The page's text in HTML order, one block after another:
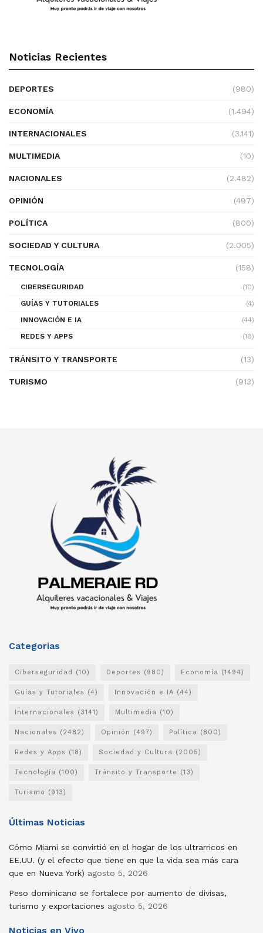
Noticias Recientes
DEPORTES (980)
ECONOMÍA (1.494)
INTERNACIONALES (3.141)
MULTIMEDIA (10)
NACIONALES (2.482)
OPINIÓN (497)
POLÍTICA (800)
SOCIEDAD Y CULTURA (2.005)
TECNOLOGÍA (158)
CIBERSEGURIDAD
(10)
GUÍAS Y TUTORIALES
(4)
INNOVACIÓN E IA
(44)
REDES Y APPS
(18)
TRÁNSITO Y TRANSPORTE (13)
TURISMO (913)
Categorias
Ciberseguridad (10) Deportes (980) Economía (1494)
Guías y Tutoriales (4) Innovación e IA (44)
Internacionales (3141) Multimedia (10)
Nacionales (2482) Opinión (497) Política (800)
Redes y Apps (18) Sociedad y Cultura (2005)
Tecnología (100) Tránsito y Transporte (13)
Turismo (913)
Últimas Noticias
Cómo Miami se convirtió en el hogar de los ultrarricos en
EE.UU. (y el efecto que tiene en que la vida sea más cara
que en Nueva York) agosto 5, 2026
Peso dominicano se fortalece por aumento de divisas,
turismo y exportaciones agosto 5, 2026
Noticias en Vivo